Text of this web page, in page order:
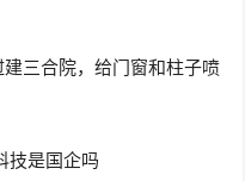
三合院，给门窗和柱子喷
技是国企吗